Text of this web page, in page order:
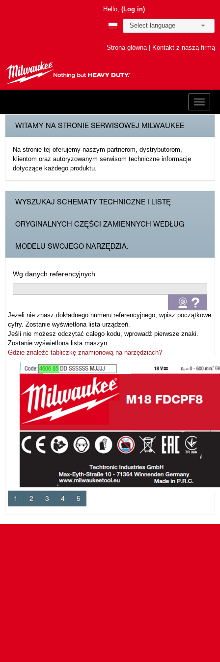
Hello, (Log in)
Select language
Strona główna| Kontakt z naszą firmą
WITAMY NA STRONIE SERWISOWEJ MILWAUKEE
Na stronie tej oferujemy naszym partnerom, dystrybutorom,
klientom oraz autoryzowanym serwisom techniczne informacje
dotyczące każdego produktu.
WYSZUKAJ SCHEMATY TECHNICZNE I LISTĘ
ORYGINALNYCH CZĘŚCI ZAMIENNYCH WEDŁUG
MODELU SWOJEGO NARZĘDZIA.
Wg danych referencyjnych
Jeżeli nie znasz dokładnego numeru referencyjnego, wpisz początkowe
cyfry. Zostanie wyświetlona lista urządzeń.
Jeśli nie możesz odczytać całego kodu, wprowadź pierwsze znaki.
Zostanie wyświetlona lista maszyn.
Gdzie znaleźć tabliczkę znamionową na narzędziach?
1 2 3 4 5